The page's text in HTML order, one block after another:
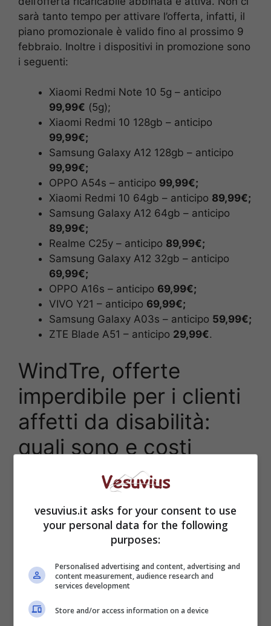
sarà tanto tempo per attivare l’offerta, infatti, il
piano promozionale è valido fino al prossimo 9
febbraio. Inoltre i dispositivi in promozione sono
i seguenti:
Xiaomi Redmi Note 10 5g – anticipo
99,99€ (5g);
Xiaomi Redmi 10 128gb – anticipo
99,99€;
Samsung Galaxy A12 128gb – anticipo
99,99€;
OPPO A54s – anticipo 99,99€;
Xiaomi Redmi 10 64gb – anticipo 89,99€;
Samsung Galaxy A12 64gb – anticipo
89,99€;
Realme C25y – anticipo 89,99€;
Samsung Galaxy A12 32gb – anticipo
69,99€;
OPPO A16s – anticipo 69,99€;
VIVO Y21 – anticipo 69,99€;
Samsung Galaxy A03s – anticipo 59,99€;
ZTE Blade A51 – anticipo 29,99€.
WindTre, offerte
imperdibile per i clienti
affetti da disabilità:
quali sono e costi
vesuvius.it asks for your consent to use
your personal data for the following
purposes:
Personalised advertising and content, advertising and
content measurement, audience research and
services development
Store and/or access information on a device